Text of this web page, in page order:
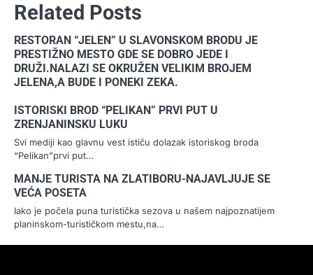
Related Posts
RESTORAN “JELEN” U SLAVONSKOM BRODU JE
PRESTIŽNO MESTO GDE SE DOBRO JEDE I
DRUŽI.NALAZI SE OKRUŽEN VELIKIM BROJEM
JELENA,A BUDE I PONEKI ZEKA.
ISTORISKI BROD “PELIKAN” PRVI PUT U
ZRENJANINSKU LUKU
Svi mediji kao glavnu vest ističu dolazak istoriskog broda
“Pelikan”prvi put…
MANJE TURISTA NA ZLATIBORU-NAJAVLJUJE SE
VEĆA POSETA
Iako je počela puna turistička sezova u našem najpoznatijem
planinskom-turističkom mestu,na…